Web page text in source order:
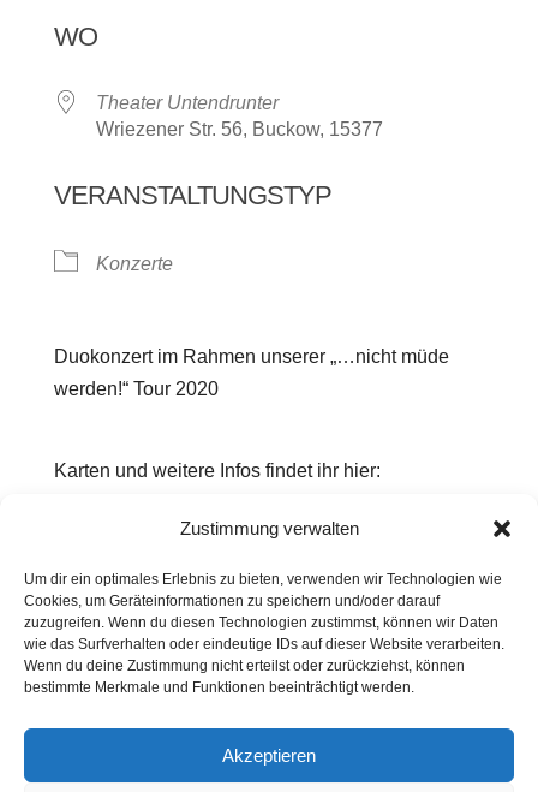
Zustimmung verwalten
Um dir ein optimales Erlebnis zu bieten, verwenden wir Technologien wie
Cookies, um Geräteinformationen zu speichern und/oder darauf
zuzugreifen. Wenn du diesen Technologien zustimmst, können wir Daten
wie das Surfverhalten oder eindeutige IDs auf dieser Website verarbeiten.
Wenn du deine Zustimmung nicht erteilst oder zurückziehst, können
bestimmte Merkmale und Funktionen beeinträchtigt werden.
Akzeptieren
WO
Theater Untendrunter
Wriezener Str. 56, Buckow, 15377
VERANSTALTUNGSTYP
Konzerte
Duokonzert im Rahmen unserer „…nicht müde
werden!“ Tour 2020
Karten und weitere Infos findet ihr hier:
16
Kontakt Presse Impressum
Haftung
Widerruf